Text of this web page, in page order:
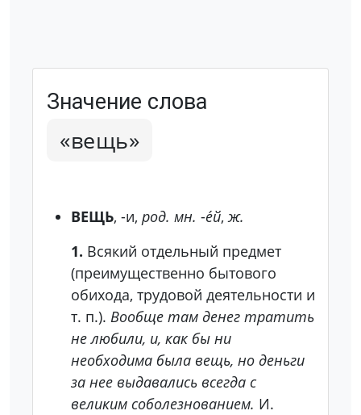
Значение слова
«вещь»
ВЕЩЬ, -и, род. мн. -е́й,ж.
1. Всякий отдельный предмет
(преимущественно бытового
обихода, трудовой деятельности и
т. п.). Вообще там денег тратить
не любили, и, как бы ни
необходима была вещь, но деньги
за нее выдавались всегда с
великим соболезнованием. И.